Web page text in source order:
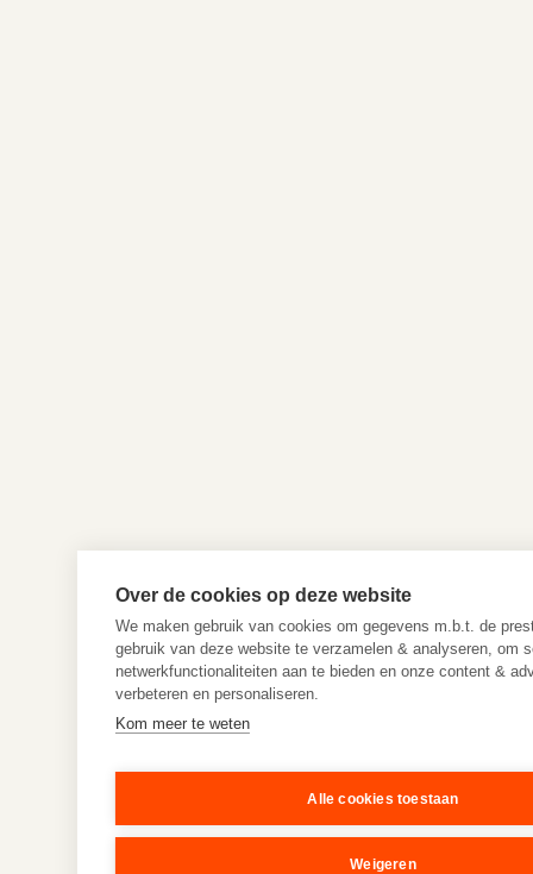
Over de cookies op deze website
We maken gebruik van cookies om gegevens m.b.t. de
gebruik van deze website te verzamelen & analyseren, om
netwerkfunctionaliteiten aan te bieden en onze content &
verbeteren en personaliseren.
Kom meer te weten
Alle cookies toestaan
Weigeren